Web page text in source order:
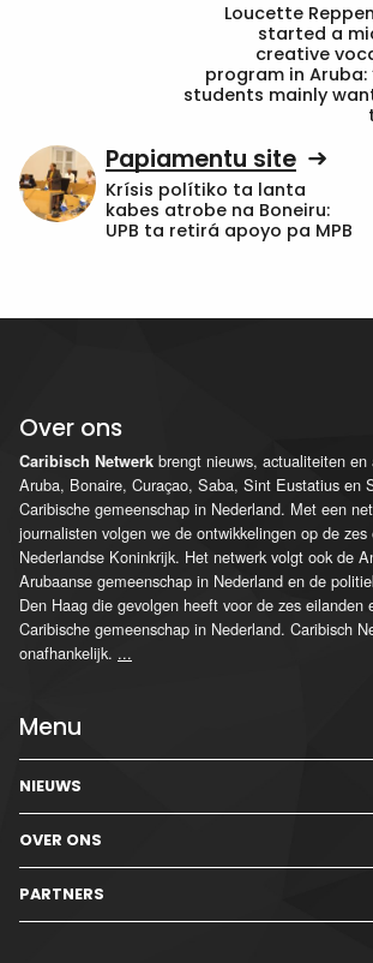
Loucette
started a
creative
program in Aruba:
students mainly
Papiamentu site
Krísis polítiko ta lanta
kabes atrobe na Boneiru:
UPB ta retirá apoyo pa MPB
Over ons
Caribisch Netwerk brengt nieuws, actualiteiten en
Aruba, Bonaire, Curaçao, Saba, Sint Eustatius en
Caribische gemeenschap in Nederland. Met een
journalisten volgen we de ontwikkelingen op de
Nederlandse Koninkrijk. Het netwerk volgt ook de
Arubaanse gemeenschap in Nederland en de
Den Haag die gevolgen heeft voor de zes eilanden
Caribische gemeenschap in Nederland. Caribisch
onafhankelijk. ...
Menu
NIEUWS
OVER ONS
PARTNERS